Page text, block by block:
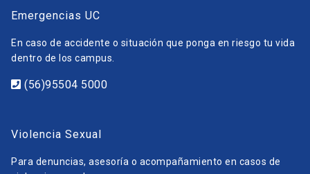
Emergencias UC
En caso de accidente o situación que ponga en riesgo tu vida
dentro de los campus.
(56)95504 5000
Violencia Sexual
Para denuncias, asesoría o acompañamiento en casos de